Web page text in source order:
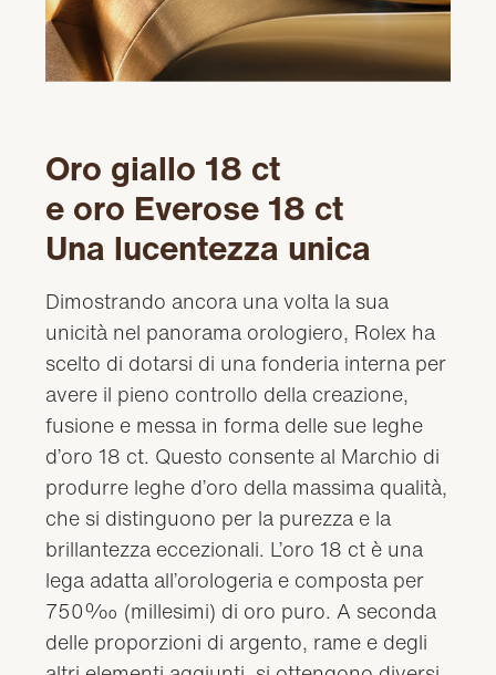
Oro giallo 18 ct
e oro Everose 18 ct
Una lucentezza unica
Dimostrando ancora una volta la sua
unicità nel panorama orologiero, Rolex ha
scelto di dotarsi di una fonderia interna per
avere il pieno controllo della creazione,
fusione e messa in forma delle sue leghe
d’oro 18 ct. Questo consente al Marchio di
produrre leghe d’oro della massima qualità,
che si distinguono per la purezza e la
brillantezza eccezionali. L’oro 18 ct è una
lega adatta all’orologeria e composta per
750‰ (millesimi) di oro puro. A seconda
delle proporzioni di argento, rame e degli